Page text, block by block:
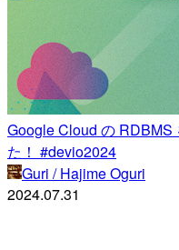
Google Cloud の RDBMS
た！ #devio2024
Guri / Hajime Oguri
2024.07.31